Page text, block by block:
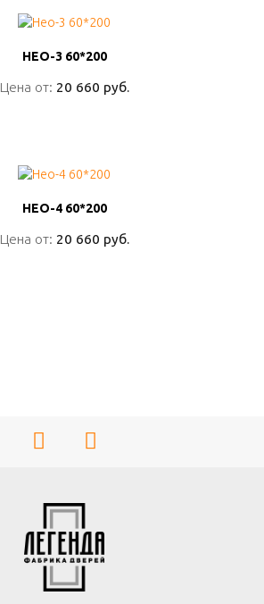
НЕО-3 60*200
Цена от: 20 660 руб.
НЕО-3 60*200
Цена от: 20 660 руб.
НЕО-4 60*200
Цена от: 20 660 руб.
НЕО-4 60*200
Цена от: 20 660 руб.